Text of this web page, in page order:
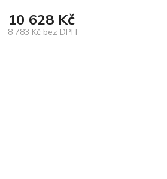
10 628 Kč
8 783 Kč bez DPH